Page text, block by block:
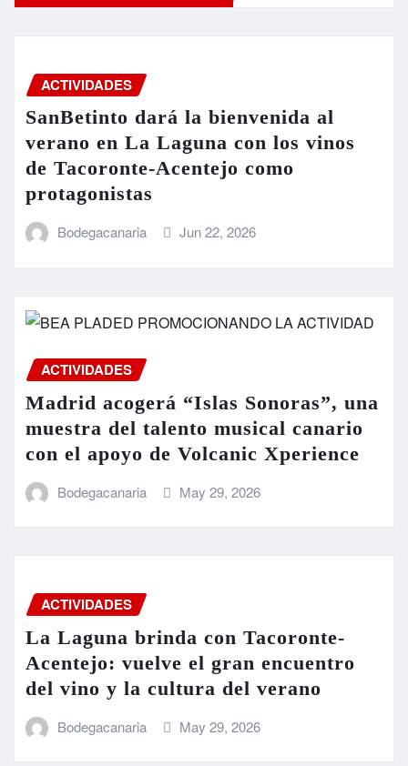
ACTIVIDADES
SanBetinto dará la bienvenida al
verano en La Laguna con los vinos
de Tacoronte-Acentejo como
protagonistas
Bodegacanaria Jun 22, 2026
ACTIVIDADES
Madrid acogerá “Islas Sonoras”, una
muestra del talento musical canario
con el apoyo de Volcanic Xperience
Bodegacanaria May 29, 2026
ACTIVIDADES
La Laguna brinda con Tacoronte-
Acentejo: vuelve el gran encuentro
del vino y la cultura del verano
Bodegacanaria May 29, 2026